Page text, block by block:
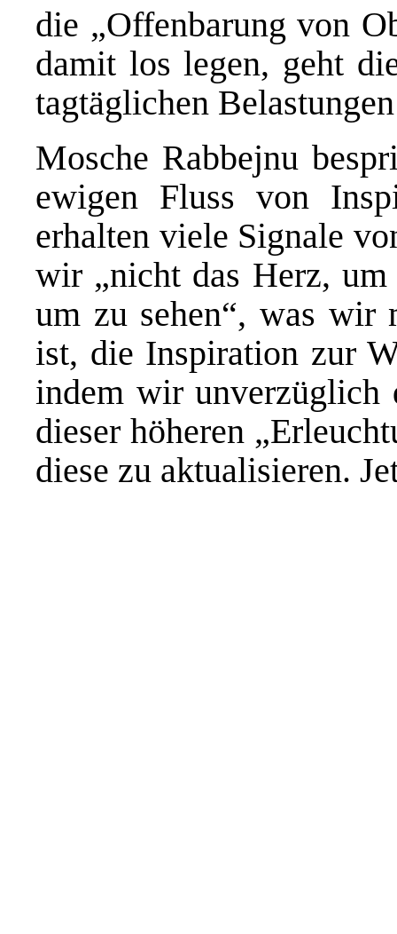
die „Offenbarung von
damit los legen, geht
tagtäglichen
Mosche Rabbejnu
ewigen Fluss von
erhalten viele Signale
wir „nicht das Herz,
um zu sehen“, was wir
ist, die Inspiration zur
indem wir unverzüglich
dieser höheren
diese zu aktualisieren.